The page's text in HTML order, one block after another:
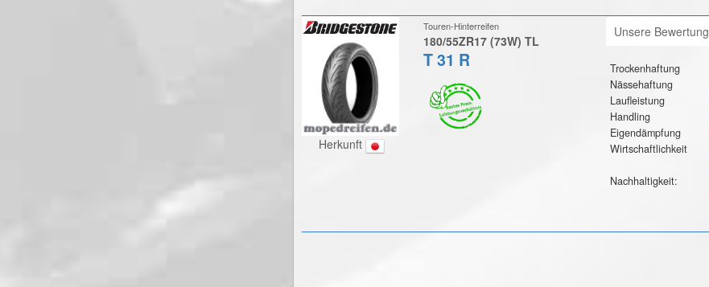
Herkunft
Touren-Hinterreifen
180/55ZR17 (73W) TL
T 31 R
Unsere Bewertung
Trockenhaftung
Nässehaftung
Laufleistung
Handling
Eigendämpfung
Wirtschaftlichkeit
Nachhaltigkeit: